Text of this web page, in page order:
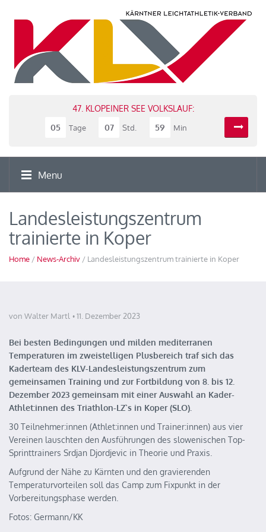
47. KLOPEINER SEE VOLKSLAUF:
05
Tage 07 Std. 59 Min
Menu
Landesleistungszentrum
trainierte in Koper
Home / News-Archiv / Landesleistungszentrum trainierte in Koper
von Walter Martl 11. Dezember 2023
Bei besten Bedingungen und milden mediterranen
Temperaturen im zweistelligen Plusbereich traf sich das
Kaderteam des KLV-Landesleistungszentrum zum
gemeinsamen Training und zur Fortbildung von 8. bis 12.
Dezember 2023 gemeinsam mit einer Auswahl an Kader-
Athlet:innen des Triathlon-LZ`s in Koper (SLO).
30 Teilnehmer:innen (Athlet:innen und Trainer:innen) aus vier
Vereinen lauschten den Ausführungen des slowenischen Top-
Sprinttrainers Srdjan Djordjevic in Theorie und Praxis.
Aufgrund der Nähe zu Kärnten und den gravierenden
Temperaturvorteilen soll das Camp zum Fixpunkt in der
Vorbereitungsphase werden.
Fotos: Germann/KK